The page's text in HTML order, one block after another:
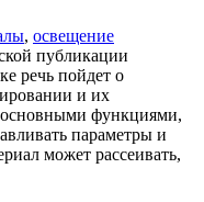
, освещение
публикации
речь пойдет о
и их
основными функциями,
параметры и
может рассеивать,